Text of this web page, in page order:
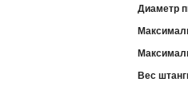
Диаметр
Вес